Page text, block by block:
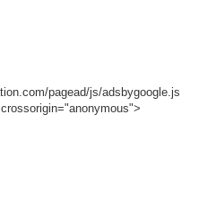
pagead/js/adsbygoogle.js